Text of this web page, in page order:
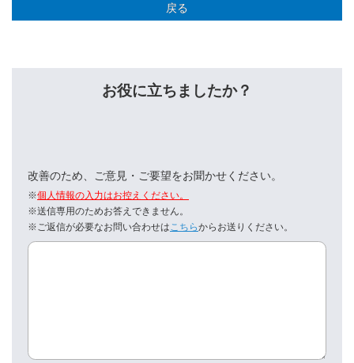
戻る
お役に立ちましたか？
改善のため、ご意見・ご要望をお聞かせください。
※個人情報の入力はお控えください。
※送信専用のためお答えできません。
※ご返信が必要なお問い合わせはこちらからお送りください。